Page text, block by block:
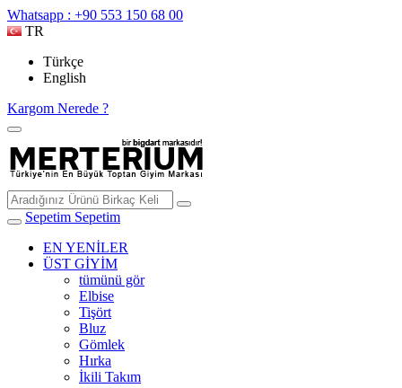
Whatsapp : +90 553 150 68 00
TR
Türkçe
English
Kargom Nerede ?
Sepetim Sepetim
EN YENİLER
ÜST GİYİM
tümünü gör
Elbise
Tişört
Bluz
Gömlek
Hırka
İkili Takım